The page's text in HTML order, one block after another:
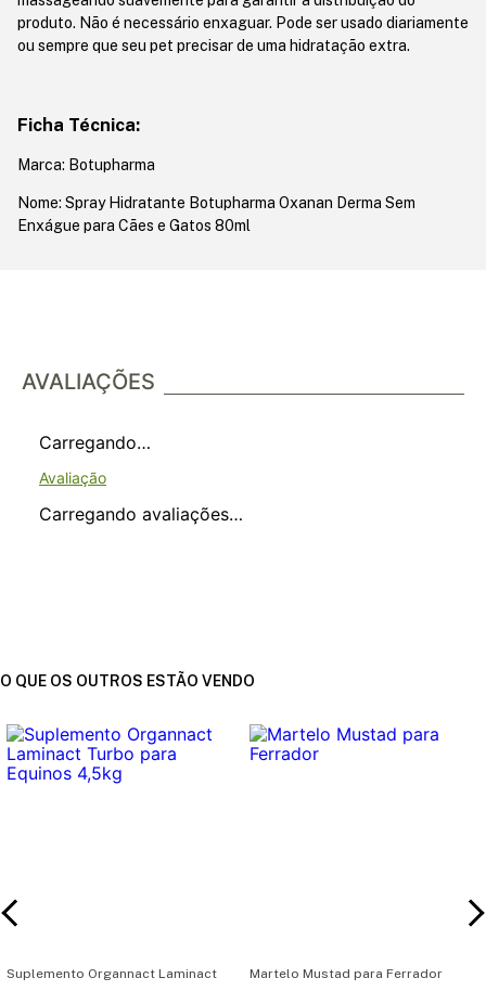
produto. Não é necessário enxaguar. Pode ser usado diariamente
ou sempre que seu pet precisar de uma hidratação extra.
Ficha Técnica:
Marca: Botupharma
Nome: Spray Hidratante Botupharma Oxanan Derma Sem
Enxágue para Cães e Gatos 80ml
AVALIAÇÕES
Carregando…
Carregando avaliações…
O QUE OS OUTROS ESTÃO VENDO
Suplemento Organnact Laminact
Martelo Mustad para Ferrador